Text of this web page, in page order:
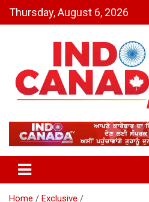
Thursday, August 6, 2026
Indo Canada TV
Active India-
Channel
Home
Exclusive